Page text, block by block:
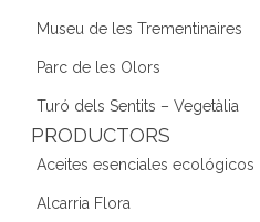
Museu de les Trementinaires
Parc de les Olors
Turó dels Sentits – Vegetàlia
PRODUCTORS
Aceites esenciales ecológicos
Alcarria Flora